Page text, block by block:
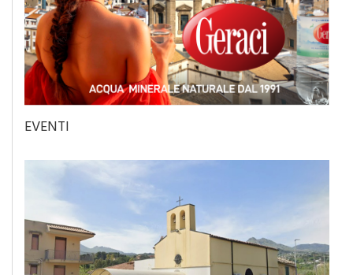
EVENTI